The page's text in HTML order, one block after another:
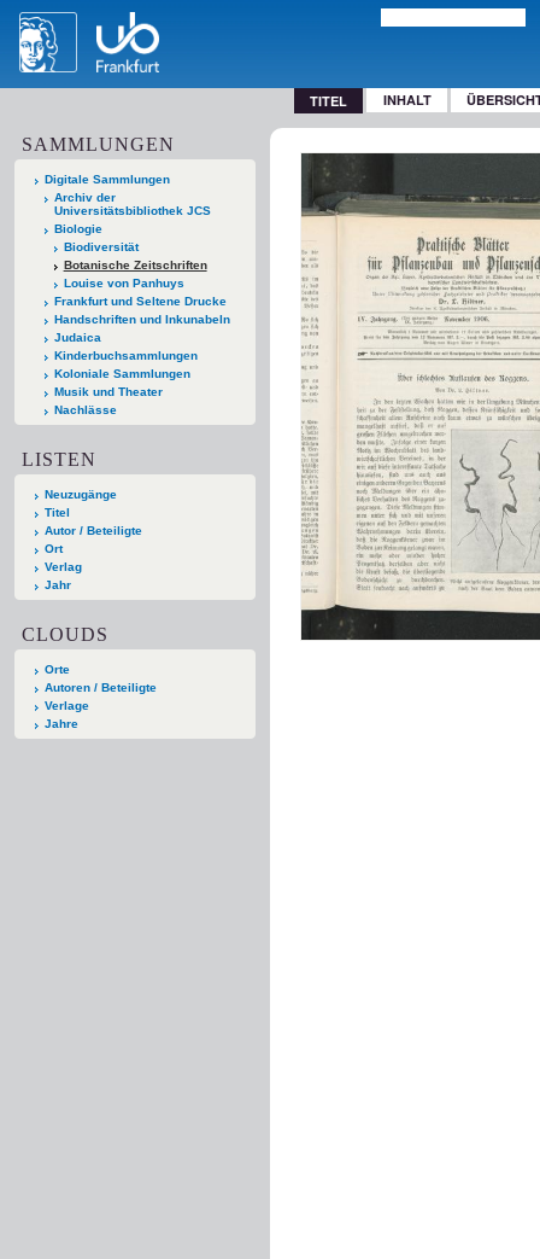
TITEL INHALT
SAMMLUNGEN
Digitale Sammlungen
Archiv der
Universitätsbibliothek JCS
Biologie
Biodiversität
Botanische Zeitschriften
Louise von Panhuys
Frankfurt und Seltene Drucke
Handschriften und Inkunabeln
Judaica
Kinderbuchsammlungen
Koloniale Sammlungen
Musik und Theater
Nachlässe
LISTEN
Neuzugänge
Titel
Autor / Beteiligte
Ort
Verlag
Jahr
CLOUDS
Orte
Autoren / Beteiligte
Verlage
Jahre